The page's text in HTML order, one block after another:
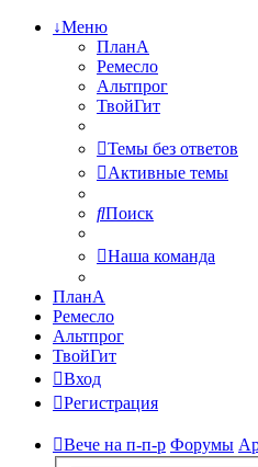
↓Меню
ПланА
Ремесло
Альтпрог
ТвойГит
Темы без ответов
Активные темы
Поиск
Наша команда
ПланА
Ремесло
Альтпрог
ТвойГит
Вход
Регистрация
Вече на п-п-р Форумы